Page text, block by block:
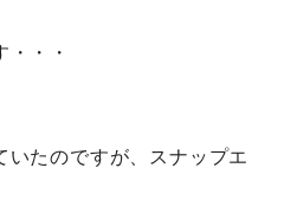
・・
いたのですが、スナップエ